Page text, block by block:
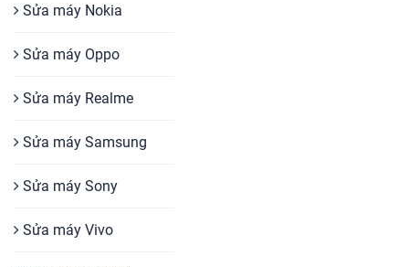
Sửa máy Nokia
Sửa máy Oppo
Sửa máy Realme
Sửa máy Samsung
Sửa máy Sony
Sửa máy Vivo